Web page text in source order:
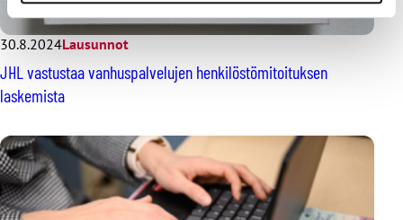
30.8.2024Lausunnot
JHL vastustaa vanhuspalvelujen henkilöstömitoituksen
laskemista